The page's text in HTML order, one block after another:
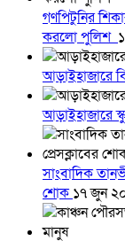
গণপিটুনির
করলো পুলিশ
আড়াইহাজারে
আড়াইহাজারে
সাংবাদিক
শোক ১৭ জুন